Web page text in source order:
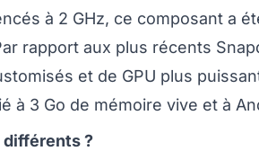
à 2 GHz, ce composant a
rapport aux plus récents
et de GPU plus
à 3 Go de mémoire vive et à
différents ?